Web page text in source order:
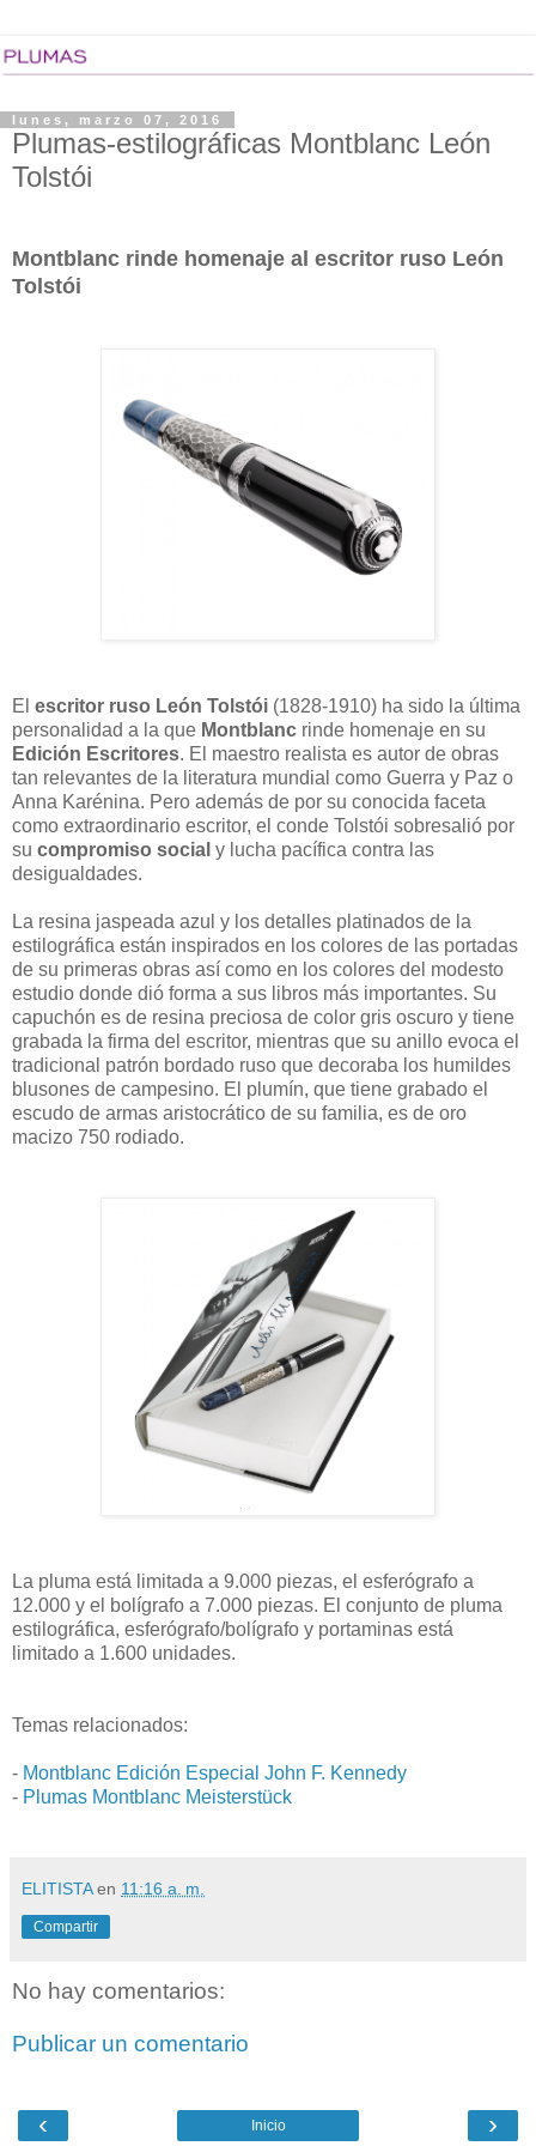
lunes, marzo 07, 2016
Plumas-estilográficas Montblanc León
Tolstói
Montblanc rinde homenaje al escritor ruso León
Tolstói
El escritor ruso León Tolstói (1828-1910) ha sido la última
personalidad a la que Montblanc rinde homenaje en su
Edición Escritores. El maestro realista es autor de obras
tan relevantes de la literatura mundial como Guerra y Paz o
Anna Karénina. Pero además de por su conocida faceta
como extraordinario escritor, el conde Tolstói sobresalió por
su compromiso social y lucha pacífica contra las
desigualdades.
La resina jaspeada azul y los detalles platinados de la
estilográfica están inspirados en los colores de las portadas
de su primeras obras así como en los colores del modesto
estudio donde dió forma a sus libros más importantes. Su
capuchón es de resina preciosa de color gris oscuro y tiene
grabada la firma del escritor, mientras que su anillo evoca el
tradicional patrón bordado ruso que decoraba los humildes
blusones de campesino. El plumín, que tiene grabado el
escudo de armas aristocrático de su familia, es de oro
macizo 750 rodiado.
La pluma está limitada a 9.000 piezas, el esferógrafo a
12.000 y el bolígrafo a 7.000 piezas. El conjunto de pluma
estilográfica, esferógrafo/bolígrafo y portaminas está
limitado a 1.600 unidades.
Temas relacionados:
- Montblanc Edición Especial John F. Kennedy
- Plumas Montblanc Meisterstück
ELITISTA en 11:16 a. m.
Compartir
No hay comentarios:
Publicar un comentario
‹ ›
Inicio